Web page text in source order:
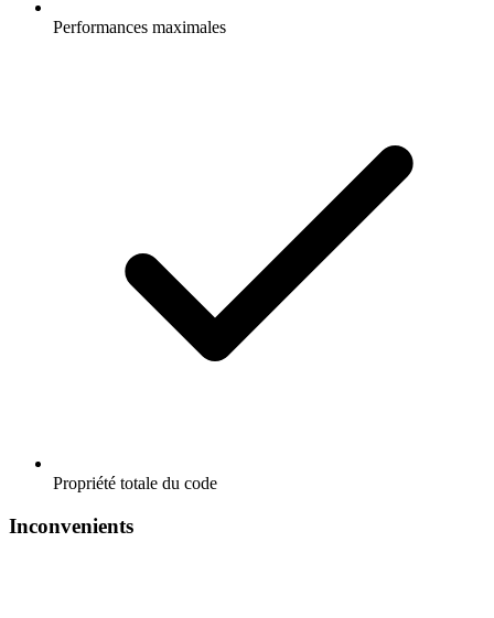
Performances maximales
Propriété totale du code
Inconvenients